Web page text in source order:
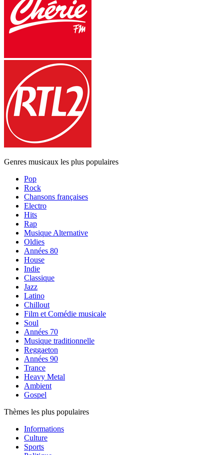
Genres musicaux les plus populaires
Pop
Rock
Chansons françaises
Electro
Hits
Rap
Musique Alternative
Oldies
Années 80
House
Indie
Classique
Jazz
Latino
Chillout
Film et Comédie musicale
Soul
Années 70
Musique traditionnelle
Reggaeton
Années 90
Trance
Heavy Metal
Ambient
Gospel
Thèmes les plus populaires
Informations
Culture
Sports